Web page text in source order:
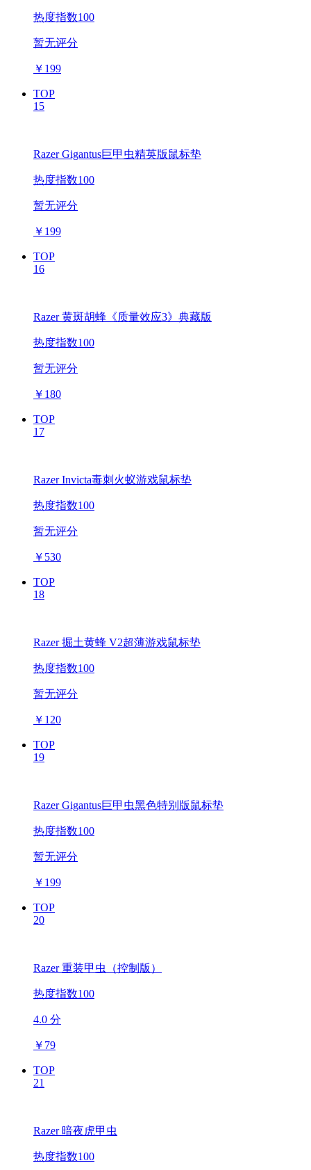
热度指数100
暂无评分
￥ 199
TOP
15
Razer Gigantus巨甲虫精英版鼠标垫
热度指数100
暂无评分
￥ 199
TOP
16
Razer 黄斑胡蜂《质量效应3》典藏版
热度指数100
暂无评分
￥ 180
TOP
17
Razer Invicta毒刺火蚁游戏鼠标垫
热度指数100
暂无评分
￥ 530
TOP
18
Razer 掘土黄蜂 V2超薄游戏鼠标垫
热度指数100
暂无评分
￥ 120
TOP
19
Razer Gigantus巨甲虫黑色特别版鼠标垫
热度指数100
暂无评分
￥ 199
TOP
20
Razer 重装甲虫（控制版）
热度指数100
4.0 分
￥ 79
TOP
21
Razer 暗夜虎甲虫
热度指数100